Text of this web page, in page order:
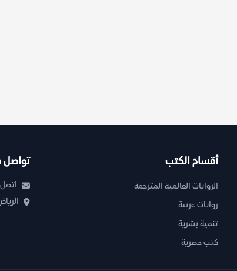
أقسام الكتب
الروايات العالمية المترجمة
روايات عربية
تنمية بشرية
كتب حصرية
تواصل
اتصل